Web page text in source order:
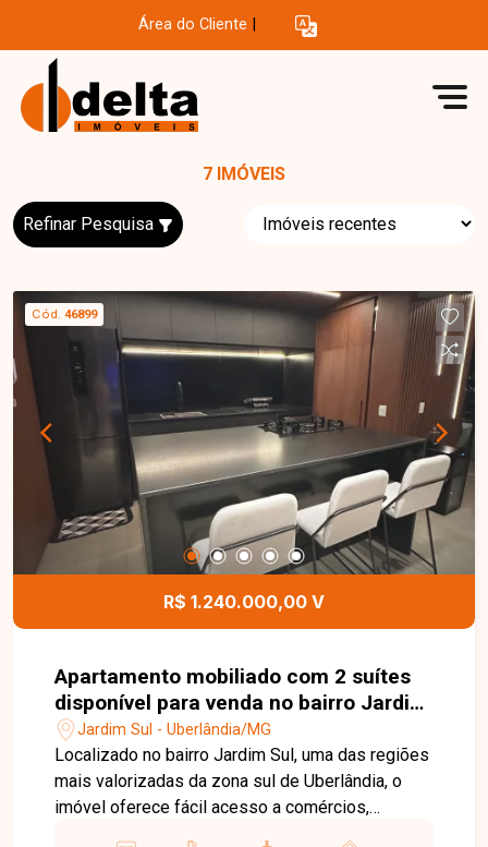
Área do Cliente
7 IMÓVEIS
Refinar Pesquisa
Cód. 46899
R$ 1.240.000,00 V
Apartamento mobiliado com 2 suítes
disponível para venda no bairro Jardim
sul em Uberlândia - MG.
Jardim Sul - Uberlândia/MG
Localizado no bairro Jardim Sul, uma das regiões
mais valorizadas da zona sul de Uberlândia, o
imóvel oferece fácil acesso a comércios,